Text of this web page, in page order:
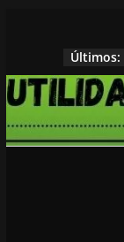
conteúdo
Últimos: